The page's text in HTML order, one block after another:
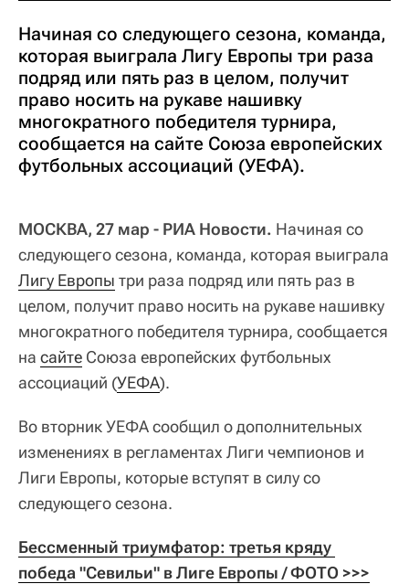
Начиная со следующего сезона, команда,
которая выиграла Лигу Европы три раза
подряд или пять раз в целом, получит
право носить на рукаве нашивку
многократного победителя турнира,
сообщается на сайте Союза европейских
футбольных ассоциаций (УЕФА).
МОСКВА, 27 мар - РИА Новости. Начиная со
следующего сезона, команда, которая выиграла
Лигу Европы три раза подряд или пять раз в
целом, получит право носить на рукаве нашивку
многократного победителя турнира, сообщается
на сайте Союза европейских футбольных
ассоциаций (УЕФА).
Во вторник УЕФА сообщил о дополнительных
изменениях в регламентах Лиги чемпионов и
Лиги Европы, которые вступят в силу со
следующего сезона.
Бессменный триумфатор: третья кряду
победа "Севильи" в Лиге Европы / ФОТО >>>